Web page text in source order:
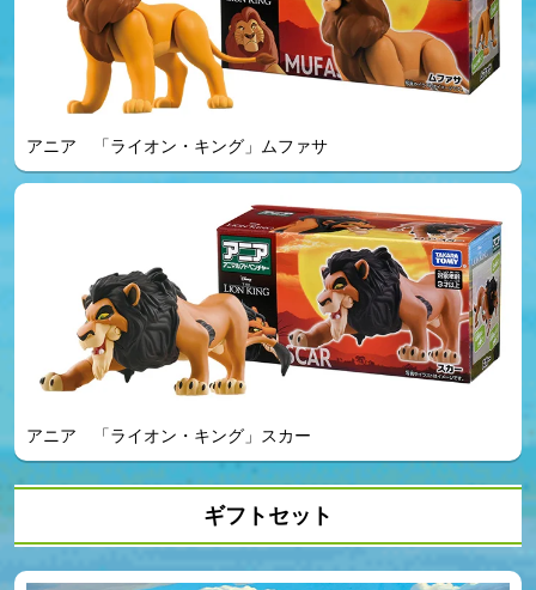
アニア 「ライオン・キング」ムファサ
アニア 「ライオン・キング」スカー
ギフトセット